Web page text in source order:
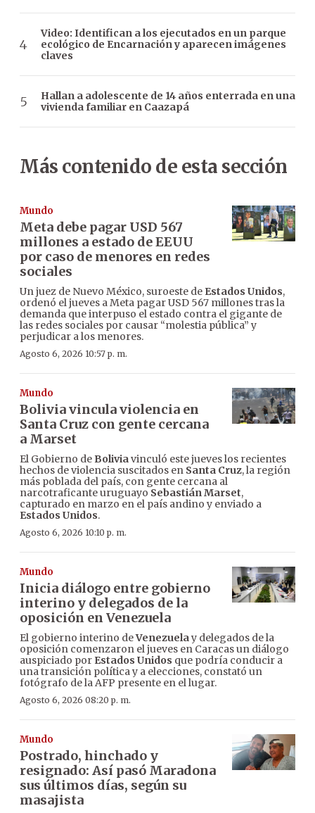
Video: Identifican a los ejecutados en un parque
ecológico de Encarnación y aparecen imágenes
claves
Hallan a adolescente de 14 años enterrada en una
vivienda familiar en Caazapá
Más contenido de esta sección
Mundo
Meta debe pagar USD 567
millones a estado de EEUU
por caso de menores en redes
sociales
Un juez de Nuevo México, suroeste de Estados Unidos,
ordenó el jueves a Meta pagar USD 567 millones tras la
demanda que interpuso el estado contra el gigante de
las redes sociales por causar “molestia pública” y
perjudicar a los menores.
Agosto 6, 2026 10:57 p. m.
Mundo
Bolivia vincula violencia en
Santa Cruz con gente cercana
a Marset
El Gobierno de Boliviavinculó este jueves los recientes
hechos de violencia suscitados en Santa Cruz, la región
más poblada del país, con gente cercana al
narcotraficante uruguayo Sebastián Marset,
capturado en marzo en el país andino y enviado a
Estados Unidos.
Agosto 6, 2026 10:10 p. m.
Mundo
Inicia diálogo entre gobierno
interino y delegados de la
oposición en Venezuela
El gobierno interino deVenezuelay delegados de la
oposición comenzaron el jueves en Caracas un diálogo
auspiciado por Estados Unidos que podría conducir a
una transición política y a elecciones, constató un
fotógrafo de la AFP presente en el lugar.
Agosto 6, 2026 08:20 p. m.
Mundo
Postrado, hinchado y
resignado: Así pasó Maradona
sus últimos días, según su
masajista